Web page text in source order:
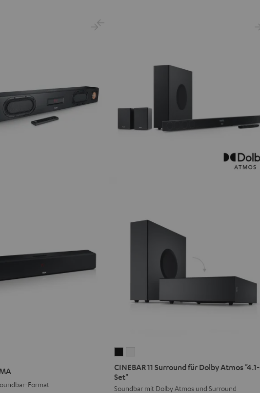
Format
11
Surround
für
11
für
CINEBAR 11 Surround für Dolby Atmos "4.1-
Set"
Soundbar mit Dolby Atmos und Surround